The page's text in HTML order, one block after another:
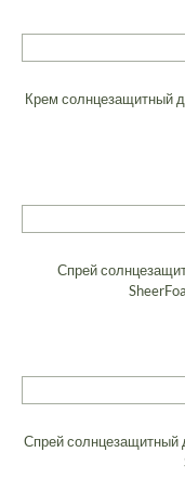
Крем солнцезащитный
Спрей
Спрей солнцезащитный